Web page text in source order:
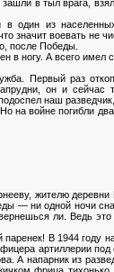
в тыл врага,
один из
значит воевать не
после Победы.
в ногу. А всего
Первый раз
он и сейчас
наш
войне погибли
жителю
— ни одной ночи
ли. Ведь
В 1944 году
артиллерии
А напарник из